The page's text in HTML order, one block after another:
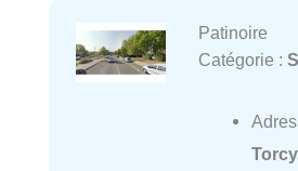
Patinoire
Catégorie :
Torcy